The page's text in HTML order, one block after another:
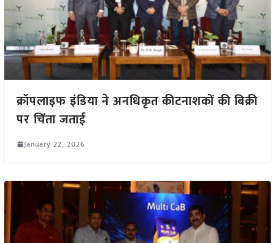
क्रॉपलाइफ इंडिया ने अनधिकृत कीटनाशकों की बिक्री
पर चिंता जताई
January 22, 2026